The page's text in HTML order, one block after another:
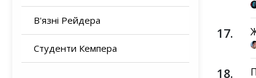
В'язні Рейдера
Студенти Кемпера
17.
18.